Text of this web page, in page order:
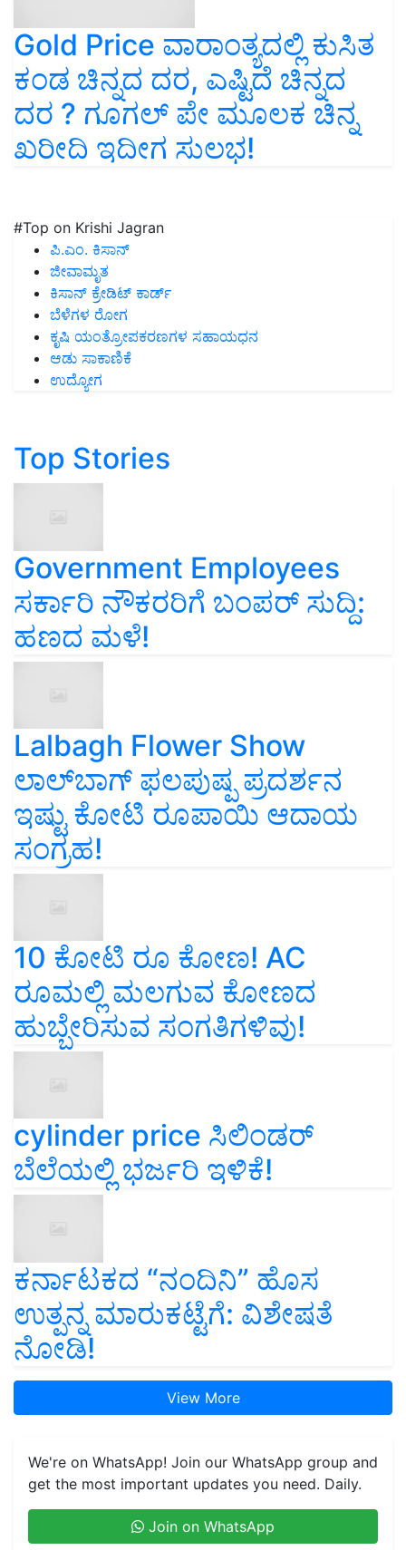
Gold Price ವಾರಾಂತ್ಯದಲ್ಲಿ ಕುಸಿತ
ಕಂಡ ಚಿನ್ನದ ದರ, ಎಷ್ಟಿದೆ ಚಿನ್ನದ
ದರ ? ಗೂಗಲ್‌ ಪೇ ಮೂಲಕ ಚಿನ್ನ
ಖರೀದಿ ಇದೀಗ ಸುಲಭ!
#Top on Krishi Jagran
ಪಿ.ಎಂ. ಕಿಸಾನ್
ಜೀವಾಮೃತ
ಕಿಸಾನ್ ಕ್ರೇಡಿಟ್ ಕಾರ್ಡ್
ಬೆಳೆಗಳ ರೋಗ
ಕೃಷಿ ಯಂತ್ರೋಪಕರಣಗಳ ಸಹಾಯಧನ
ಆಡು ಸಾಕಾಣಿಕೆ
ಉದ್ಯೋಗ
Top Stories
Government Employees
ಸರ್ಕಾರಿ ನೌಕರರಿಗೆ ಬಂಪರ್‌ ಸುದ್ದಿ:
ಹಣದ ಮಳೆ!
Lalbagh Flower Show
ಲಾಲ್‌ಬಾಗ್ ಫಲಪುಷ್ಪ ಪ್ರದರ್ಶನ
ಇಷ್ಟು ಕೋಟಿ ರೂಪಾಯಿ ಆದಾಯ
ಸಂಗ್ರಹ!
10 ಕೋಟಿ ರೂ ಕೋಣ! AC
ರೂಮಲ್ಲಿ ಮಲಗುವ ಕೋಣದ
ಹುಬ್ಬೇರಿಸುವ ಸಂಗತಿಗಳಿವು!
cylinder price ಸಿಲಿಂಡರ್‌
ಬೆಲೆಯಲ್ಲಿ ಭರ್ಜರಿ ಇಳಿಕೆ!
ಕರ್ನಾಟಕದ “ನಂದಿನಿ” ಹೊಸ
ಉತ್ಪನ್ನ ಮಾರುಕಟ್ಟೆಗೆ: ವಿಶೇಷತೆ
ನೋಡಿ!
View More
We're on WhatsApp! Join our WhatsApp group and
get the most important updates you need. Daily.
Join on WhatsApp